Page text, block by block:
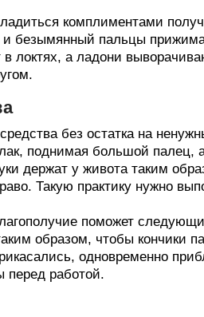
комплиментами
и безымянный пальцы
локтях, а ладони
без остатка на
поднимая большой палец,
держат у живота таким
Такую практику нужно
поможет
образом, чтобы кончики
одновременно
перед работой.